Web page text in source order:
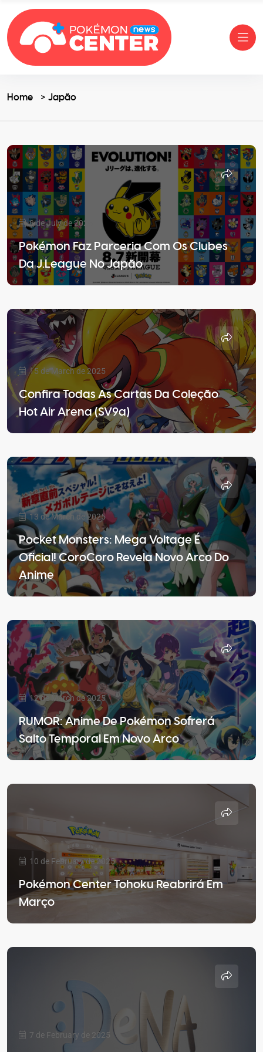
Home Japão
8 de July de 2026
Pokémon Faz Parceria Com Os Clubes
Da J.League No Japão
15 de March de 2025
Confira Todas As Cartas Da Coleção
Hot Air Arena (SV9a)
13 de March de 2025
Pocket Monsters: Mega Voltage É
Oficial! CoroCoro Revela Novo Arco Do
Anime
12 de March de 2025
RUMOR: Anime De Pokémon Sofrerá
Salto Temporal Em Novo Arco
10 de February de 2025
Pokémon Center Tohoku Reabrirá Em
Março
7 de February de 2025